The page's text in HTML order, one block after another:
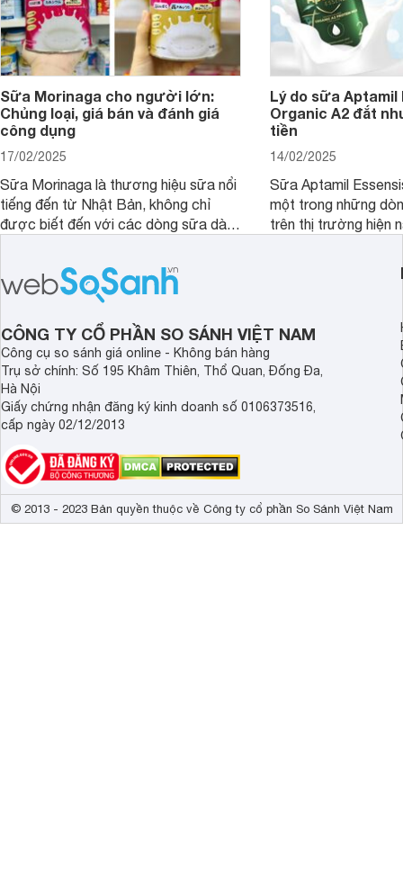
Sữa Morinaga cho người lớn:
Chủng loại, giá bán và đánh giá
công dụng
17/02/2025
Sữa Morinaga là thương hiệu sữa nổi
tiếng đến từ Nhật Bản, không chỉ
được biết đến với các dòng sữa dành
dành riêng cho người lớn. Vậy sữa
Morinaga cho người lớn có mấy loại
và giá bán của sản phẩm này như thế
nào? Hãy cùng tìm hiểu chi tiết trong
bài viết sau.
Lý do sữa Aptamil
Organic A2 đắt
tiền
14/02/2025
Sữa Aptamil
một trong những
trên thị trường hiện
này thường thắc
Aptamil Essensis
giải đáp câu hỏi
4 yếu tố sau.
CÔNG TY CỔ PHẦN SO SÁNH VIỆT NAM
Công cụ so sánh giá online - Không bán hàng
Trụ sở chính: Số 195 Khâm Thiên, Thổ Quan, Đống Đa,
Hà Nội
Giấy chứng nhận đăng ký kinh doanh số 0106373516,
cấp ngày 02/12/2013
© 2013 - 2023 Bản quyền thuộc về Công ty cổ phần So Sánh Việt Nam